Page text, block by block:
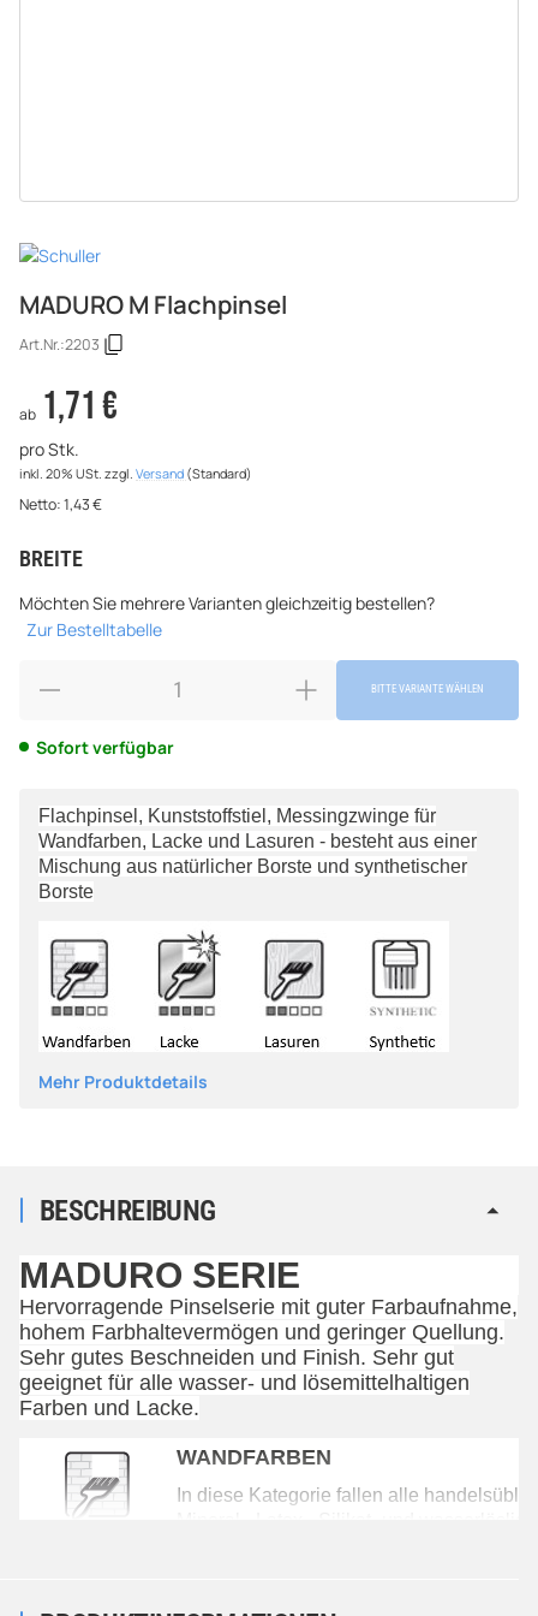
MADURO M Flachpinsel
Art.Nr.:2203
ab 1,71 €
pro Stk.
inkl. 20% USt. zzgl. Versand (Standard)
Netto:1,43€
BREITE
Möchten Sie mehrere Varianten gleichzeitig bestellen?
Zur Bestelltabelle
BITTE VARIANTE WÄHLEN
Sofort verfügbar
Flachpinsel, Kunststoffstiel, Messingzwinge für
Wandfarben, Lacke und Lasuren - besteht aus einer
Mischung aus natürlicher Borste und synthetischer
Borste
Mehr Produktdetails
BESCHREIBUNG
MADURO SERIE
Hervorragende Pinselserie mit guter Farbaufnahme,
hohem Farbhaltevermögen und geringer Quellung.
Sehr gutes Beschneiden und Finish. Sehr gut
geeignet für alle wasser- und lösemittelhaltigen
Farben und Lacke.
WANDFARBEN
In diese Kategorie fallen alle